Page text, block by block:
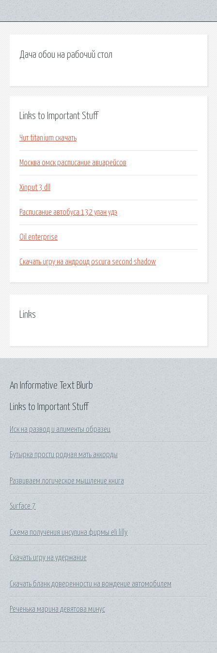
Дача обои на рабочий стол
Links to Important Stuff
Чит titanium скачать
Москва омск расписание авиарейсов
Xinput 3 dll
Расписание автобуса 132 улан удэ
Oil enterprise
Скачать игру на андроид oscura second shadow
Links
Links to Important Stuff
Иск на развод и алименты образец
Бутырка прости родная мать аккорды
Развиваем логическое мышление книга
Surface 7
Схема получения инсулина фирмы eli lilly
Скачать игру на удержание
Скачать бланк доверенности на вождение автомобилем
Реченька марина девятова минус
An Informative Text Blurb